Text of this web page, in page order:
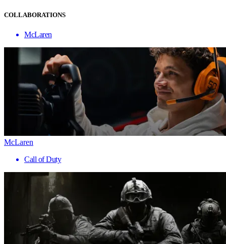
COLLABORATIONS
McLaren
McLaren
Call of Duty